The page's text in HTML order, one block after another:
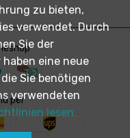
€
€per
zu bieten,
verwendet. Durch
Sie der
haben eine neue
Sie benötigen
verwendeten
lesen.